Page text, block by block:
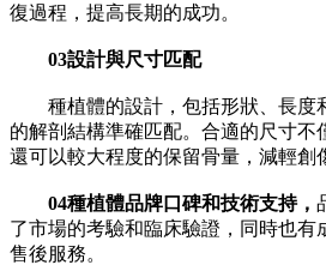
復過程，提高長期的成功。
03設計與尺寸匹配
種植體的設計，包括形狀、長度
的解剖結構準確匹配。合適的尺寸不
還可以較大程度的保留骨量，減輕創
04種植體品牌口碑和技術支持，
了市場的考驗和臨床驗證，同時也有
售後服務。